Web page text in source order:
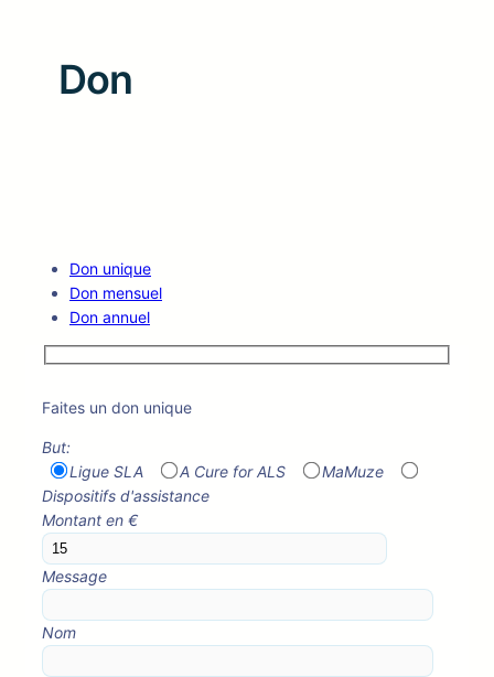
Don
Don unique
Don mensuel
Don annuel
Faites un don unique
But:
Ligue SLA
A Cure for ALS
MaMuze
Dispositifs d'assistance
Montant en €
Message
Nom